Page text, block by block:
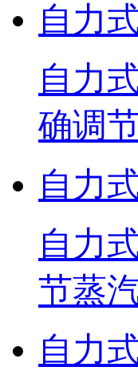
自力
自力
确调
自力
自力
节蒸
自力